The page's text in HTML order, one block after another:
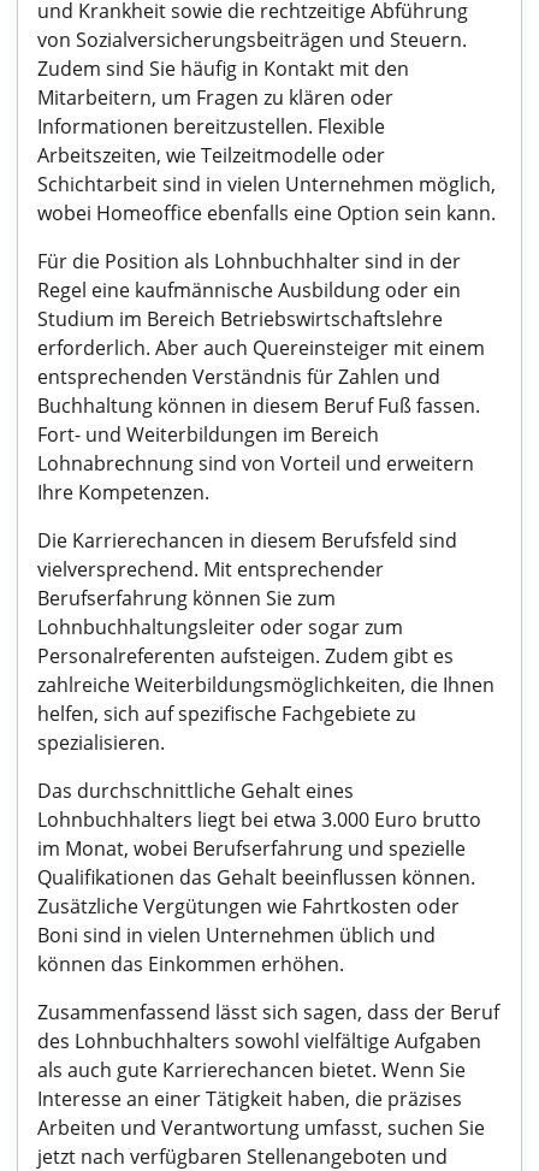
und Krankheit sowie die rechtzeitige Abführung
von Sozialversicherungsbeiträgen und Steuern.
Zudem sind Sie häufig in Kontakt mit den
Mitarbeitern, um Fragen zu klären oder
Informationen bereitzustellen. Flexible
Arbeitszeiten, wie Teilzeitmodelle oder
Schichtarbeit sind in vielen Unternehmen möglich,
wobei Homeoffice ebenfalls eine Option sein kann.
Für die Position als Lohnbuchhalter sind in der
Regel eine kaufmännische Ausbildung oder ein
Studium im Bereich Betriebswirtschaftslehre
erforderlich. Aber auch Quereinsteiger mit einem
entsprechenden Verständnis für Zahlen und
Buchhaltung können in diesem Beruf Fuß fassen.
Fort- und Weiterbildungen im Bereich
Lohnabrechnung sind von Vorteil und erweitern
Ihre Kompetenzen.
Die Karrierechancen in diesem Berufsfeld sind
vielversprechend. Mit entsprechender
Berufserfahrung können Sie zum
Lohnbuchhaltungsleiter oder sogar zum
Personalreferenten aufsteigen. Zudem gibt es
zahlreiche Weiterbildungsmöglichkeiten, die Ihnen
helfen, sich auf spezifische Fachgebiete zu
spezialisieren.
Das durchschnittliche Gehalt eines
Lohnbuchhalters liegt bei etwa 3.000 Euro brutto
im Monat, wobei Berufserfahrung und spezielle
Qualifikationen das Gehalt beeinflussen können.
Zusätzliche Vergütungen wie Fahrtkosten oder
Boni sind in vielen Unternehmen üblich und
können das Einkommen erhöhen.
Zusammenfassend lässt sich sagen, dass der Beruf
des Lohnbuchhalters sowohl vielfältige Aufgaben
als auch gute Karrierechancen bietet. Wenn Sie
Interesse an einer Tätigkeit haben, die präzises
Arbeiten und Verantwortung umfasst, suchen Sie
jetzt nach verfügbaren Stellenangeboten und